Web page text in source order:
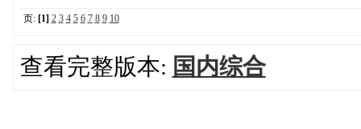
页: [1] 2 3 4 5 6 7 8 9 10
查看完整版本: 国内综合